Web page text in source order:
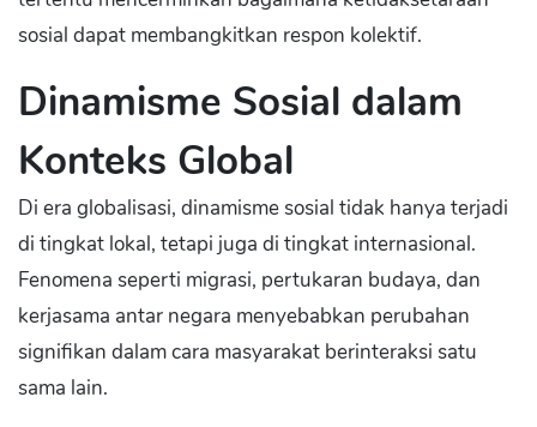
sosial dapat membangkitkan respon kolektif.
Dinamisme Sosial dalam
Konteks Global
Di era globalisasi, dinamisme sosial tidak hanya terjadi
di tingkat lokal, tetapi juga di tingkat internasional.
Fenomena seperti migrasi, pertukaran budaya, dan
kerjasama antar negara menyebabkan perubahan
signifikan dalam cara masyarakat berinteraksi satu
sama lain.